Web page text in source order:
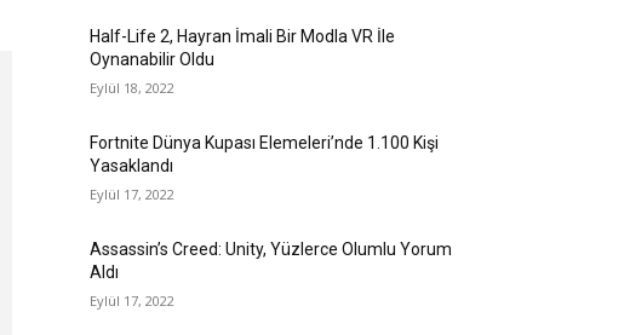
Half-Life 2, Hayran İmali Bir Modla VR İle
Oynanabilir Oldu
Eylül 18, 2022
Fortnite Dünya Kupası Elemeleri’nde 1.100 Kişi
Yasaklandı
Eylül 17, 2022
Assassin’s Creed: Unity, Yüzlerce Olumlu Yorum
Aldı
Eylül 17, 2022